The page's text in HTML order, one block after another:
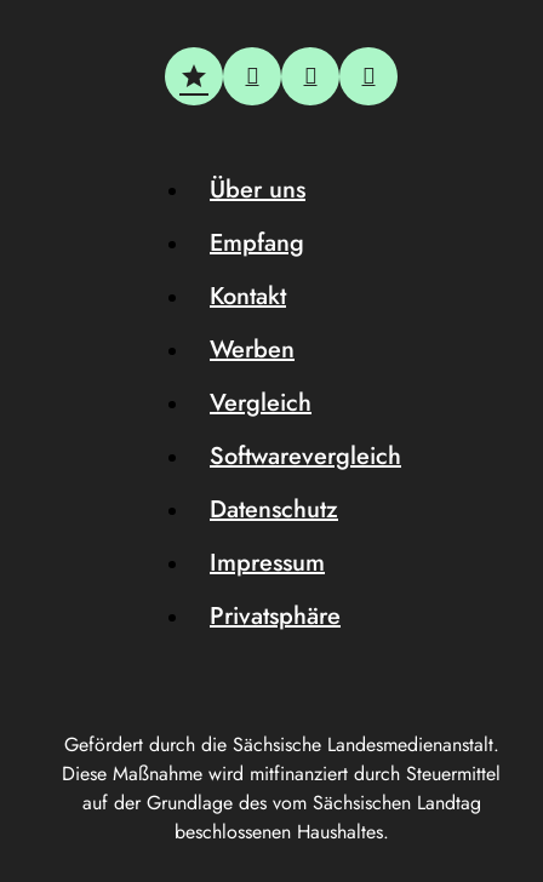
Gefördert durch die Sächsische Landesmedienanstalt.
Diese Maßnahme wird mitfinanziert durch Steuermittel
auf der Grundlage des vom Sächsischen Landtag
beschlossenen Haushaltes.
Über uns
Empfang
Kontakt
Werben
Vergleich
Softwarevergleich
Datenschutz
Impressum
Privatsphäre